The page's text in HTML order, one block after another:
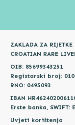
ZAKLADA ZA RIJETKE
CROATIAN RARE
OIB: 85699343251
Registarski broj:
RNO: 0495093
IBAN
Erste banka, SWIFT:
Uvjeti korištenja